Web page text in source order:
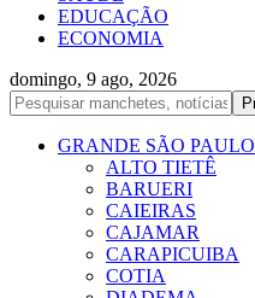
EDUCAÇÃO
ECONOMIA
domingo, 9 ago, 2026
GRANDE SÃO PAULO
ALTO TIETÊ
BARUERI
CAIEIRAS
CAJAMAR
CARAPICUIBA
COTIA